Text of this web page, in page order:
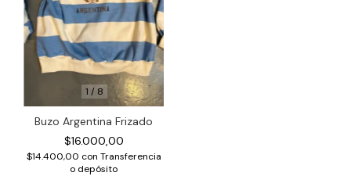
1 / 8
Buzo Argentina Frizado
$16.000,00
$14.400,00 con Transferencia
o depósito